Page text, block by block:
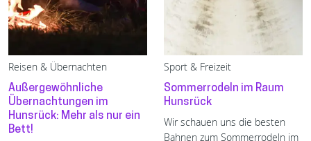
Reisen & Übernachten
Außergewöhnliche
Übernachtungen im
Hunsrück: Mehr als nur ein
Bett!
Sport & Freizeit
Sommerrodeln im Raum
Hunsrück
Wir schauen uns die besten
Bahnen zum Sommerrodeln im